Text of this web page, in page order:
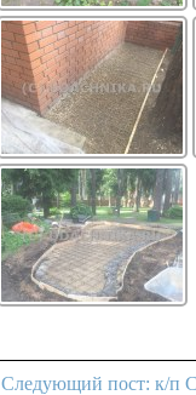
Следующий пост: к/п